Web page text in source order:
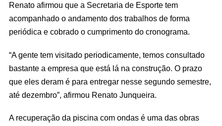
Renato afirmou que a Secretaria de Esporte tem
acompanhado o andamento dos trabalhos de forma
periódica e cobrado o cumprimento do cronograma.
“A gente tem visitado periodicamente, temos consultado
bastante a empresa que está lá na construção. O prazo
que eles deram é para entregar nesse segundo semestre,
até dezembro”, afirmou Renato Junqueira.
A recuperação da piscina com ondas é uma das obras